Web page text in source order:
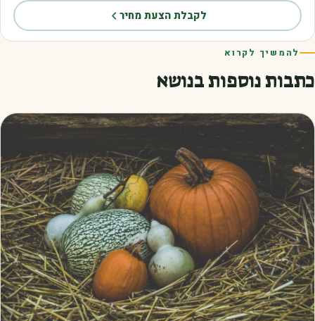
לקבלת הצעת מחיר
להמשיך לקרוא
כתבות נוספות בנושא